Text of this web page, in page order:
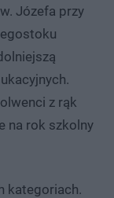
Józefa przy
z rąk
na rok szkolny
kategoriach.